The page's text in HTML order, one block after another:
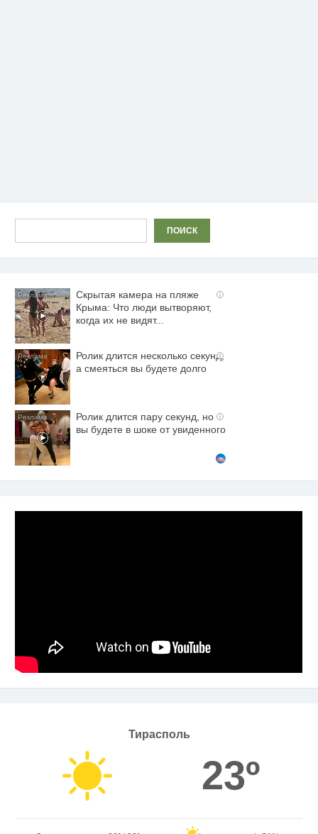
ПОИСК
i
Скрытая камера на пляже
Крыма: Что люди вытворяют,
когда их не видят...
i
Ролик длится несколько секунд,
а смеяться вы будете долго
i
Ролик длится пару секунд, но
вы будете в шоке от увиденного
Тирасполь
23º